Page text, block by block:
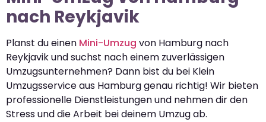
nach Reykjavik
Planst du einen Mini-Umzug von Hamburg nach
Reykjavik und suchst nach einem zuverlässigen
Umzugsunternehmen? Dann bist du bei Klein
Umzugsservice aus Hamburg genau richtig! Wir bieten
professionelle Dienstleistungen und nehmen dir den
Stress und die Arbeit bei deinem Umzug ab.